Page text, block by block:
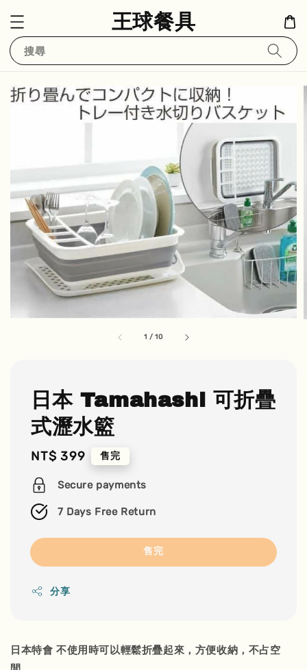
王球餐具
搜尋
1 /10
日本 Tamahashi 可折疊
式瀝水籃
Regular
price
NT$ 399 售完
Secure payments
7 Days Free Return
售完
分享
日本特會 不使用時可以輕鬆折疊起來，方便收納，不占空